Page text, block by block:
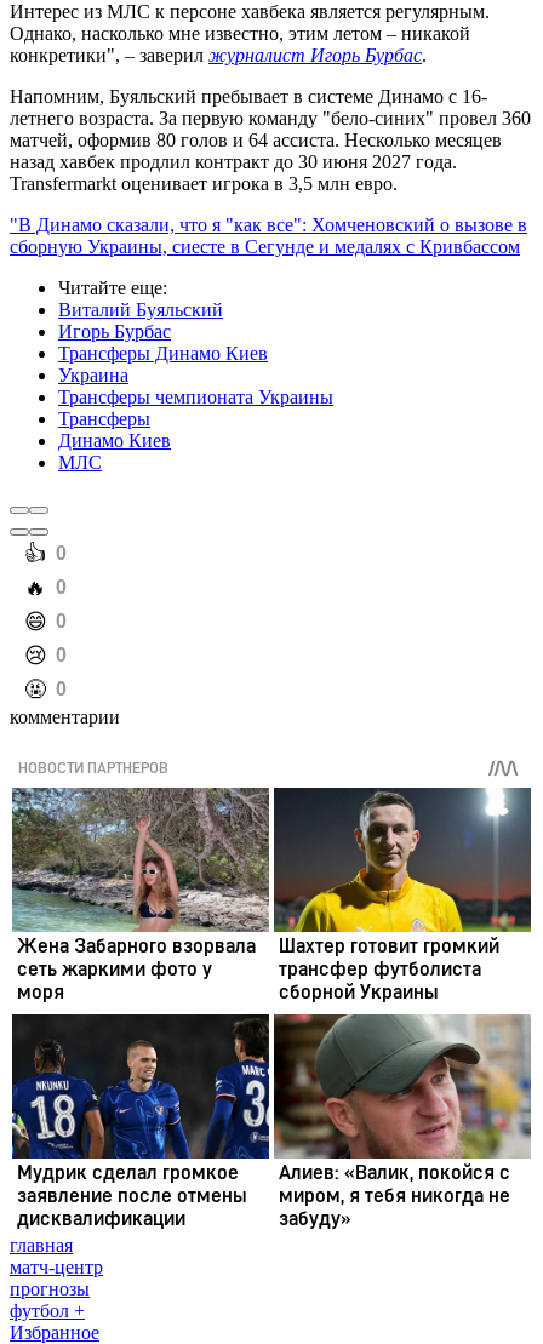
Интерес из МЛС к персоне хавбека является регулярным.
Однако, насколько мне известно, этим летом – никакой
конкретики", – заверил журналист Игорь Бурбас.
Напомним, Буяльский пребывает в системе Динамо с 16-
летнего возраста. За первую команду "бело-синих" провел 360
матчей, оформив 80 голов и 64 ассиста. Несколько месяцев
назад хавбек продлил контракт до 30 июня 2027 года.
Transfermarkt оценивает игрока в 3,5 млн евро.
"В Динамо сказали, что я "как все": Хомченовский о вызове в
сборную Украины, сиесте в Сегунде и медалях с Кривбассом
Читайте еще:
Виталий Буяльский
Игорь Бурбас
Трансферы Динамо Киев
Украина
Трансферы чемпионата Украины
Трансферы
Динамо Киев
МЛС
️👍 0
️🔥 0
️😄 0
️😢 0
️🤬 0
комментарии
главная
матч-центр
прогнозы
футбол +
Избранное